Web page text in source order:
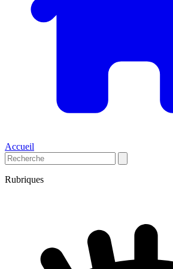
Accueil
Rubriques